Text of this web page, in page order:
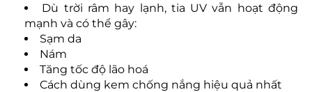
Dù trời râm hay lạnh, tia UV vẫn hoạt động
mạnh và có thể gây:
Sạm da
Nám
Tăng tốc độ lão hoá
Cách dùng kem chống nắng hiệu quả nhất